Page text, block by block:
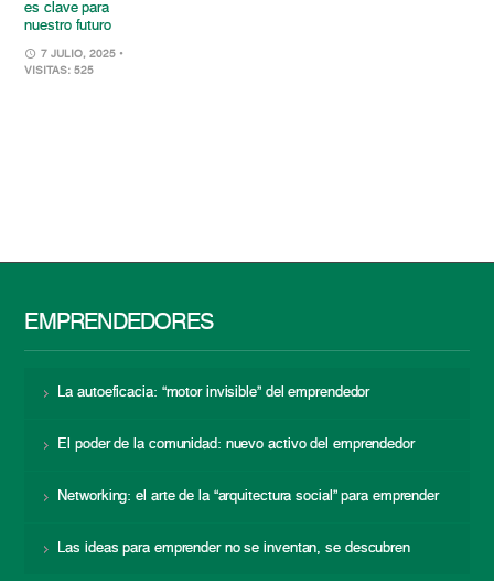
es clave para
nuestro futuro
7 JULIO, 2025 •
VISITAS: 525
EMPRENDEDORES
La autoeficacia: “motor invisible” del emprendedor
El poder de la comunidad: nuevo activo del emprendedor
Networking: el arte de la “arquitectura social” para emprender
Las ideas para emprender no se inventan, se descubren